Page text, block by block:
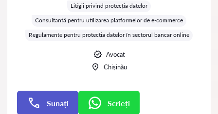
Litigii privind protecția datelor
Consultanță pentru utilizarea platformelor de e-commerce
Regulamente pentru protecția datelor în sectorul bancar online
Avocat
Chișinău
Sunați Scrieți